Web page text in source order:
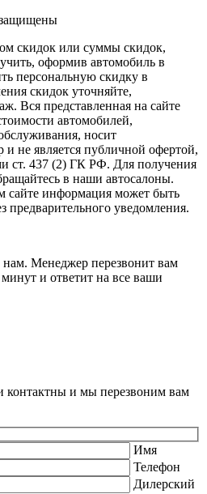
скидок или суммы скидок,
оформив автомобиль в
персональную скидку в
скидок уточняйте,
Вся представленная на сайте
автомобилей,
носит
не является публичной офертой,
ст. 437 (2) ГК РФ. Для получения
в наши автосалоны.
сайте информация может быть
предварительного уведомления.
нам. Менеджер перезвонит вам
минут и ответит на все ваши
контактны и мы перезвоним вам
Имя
Телефон
Дилерский